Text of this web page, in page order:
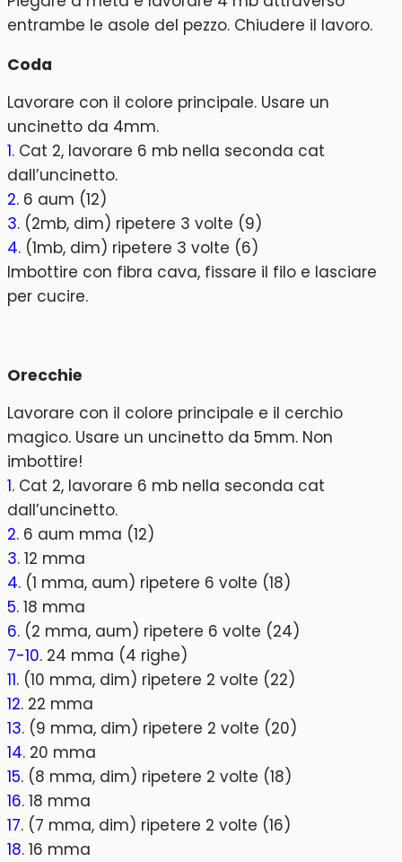
entrambe le asole del pezzo. Chiudere il lavoro.
Coda
Lavorare con il colore principale. Usare un
uncinetto da 4mm.
1. Cat 2, lavorare 6 mb nella seconda cat
dall’uncinetto.
2. 6 aum (12)
3. (2mb, dim) ripetere 3 volte (9)
4. (1mb, dim) ripetere 3 volte (6)
Imbottire con fibra cava, fissare il filo e lasciare
per cucire.
Orecchie
Lavorare con il colore principale e il cerchio
magico. Usare un uncinetto da 5mm. Non
imbottire!
1. Cat 2, lavorare 6 mb nella seconda cat
dall’uncinetto.
2. 6 aum mma (12)
3. 12 mma
4. (1 mma, aum) ripetere 6 volte (18)
5. 18 mma
6. (2 mma, aum) ripetere 6 volte (24)
7-10. 24 mma (4 righe)
11. (10 mma, dim) ripetere 2 volte (22)
12. 22 mma
13. (9 mma, dim) ripetere 2 volte (20)
14. 20 mma
15. (8 mma, dim) ripetere 2 volte (18)
16. 18 mma
17. (7 mma, dim) ripetere 2 volte (16)
18. 16 mma